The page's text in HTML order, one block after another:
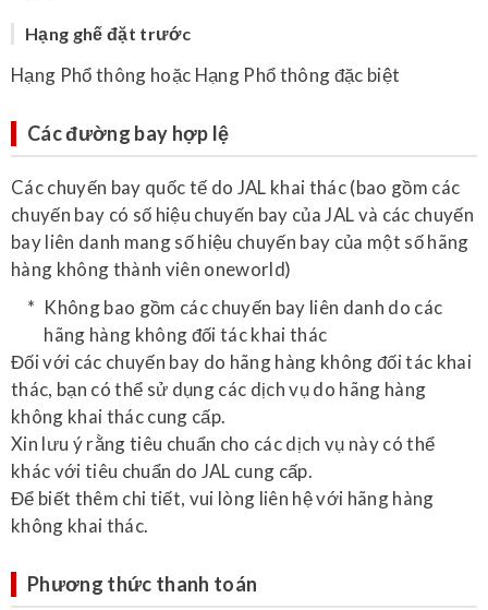
Hạng ghế đặt trước
Hạng Phổ thông hoặc Hạng Phổ thông đặc biệt
Các đường bay hợp lệ
Các chuyến bay quốc tế do JAL khai thác (bao gồm các
chuyến bay có số hiệu chuyến bay của JAL và các chuyến
bay liên danh mang số hiệu chuyến bay của một số hãng
hàng không thành viên oneworld)
Không bao gồm các chuyến bay liên danh do các
hãng hàng không đối tác khai thác
Đối với các chuyến bay do hãng hàng không đối tác khai
thác, bạn có thể sử dụng các dịch vụ do hãng hàng
không khai thác cung cấp.
Xin lưu ý rằng tiêu chuẩn cho các dịch vụ này có thể
khác với tiêu chuẩn do JAL cung cấp.
Để biết thêm chi tiết, vui lòng liên hệ với hãng hàng
không khai thác.
Phương thức thanh toán